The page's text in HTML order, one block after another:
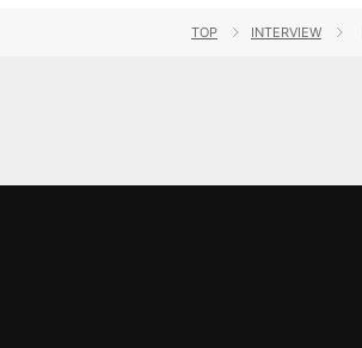
TOP INTERVIEW